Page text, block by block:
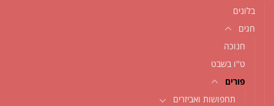
בלונים
חגים
חנוכה
ט''ו בשבט
פורים
תחפושות ואביזרים